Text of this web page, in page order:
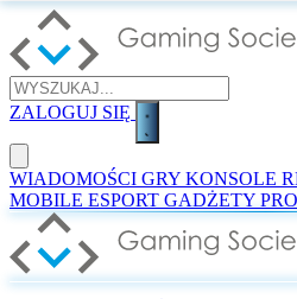
ZALOGUJ SIĘ
WIADOMOŚCI GRY KONSOLE
MOBILE ESPORT GADŻETY